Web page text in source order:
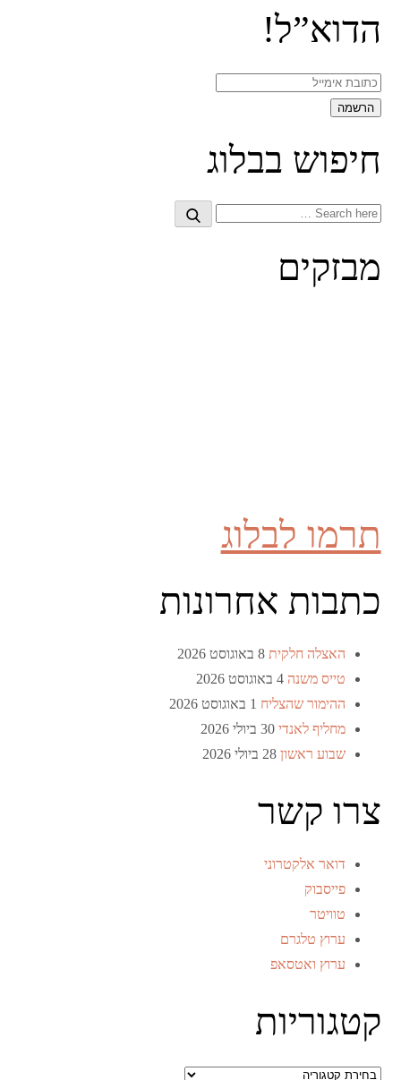
הדוא”ל!
חיפוש בבלוג
Search
Search
מבזקים
תרמו לבלוג
כתבות אחרונות
האצלה חלקית 8 באוגוסט 2026
טייס משנה 4 באוגוסט 2026
ההימור שהצליח 1 באוגוסט 2026
מחליף לאנדי 30 ביולי 2026
שבוע ראשון 28 ביולי 2026
צרו קשר
דואר אלקטרוני
פייסבוק
טוויטר
ערוץ טלגרם
ערוץ ואטסאפ
קטגוריות
קטגוריות